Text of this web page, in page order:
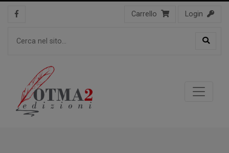
Carrello Login